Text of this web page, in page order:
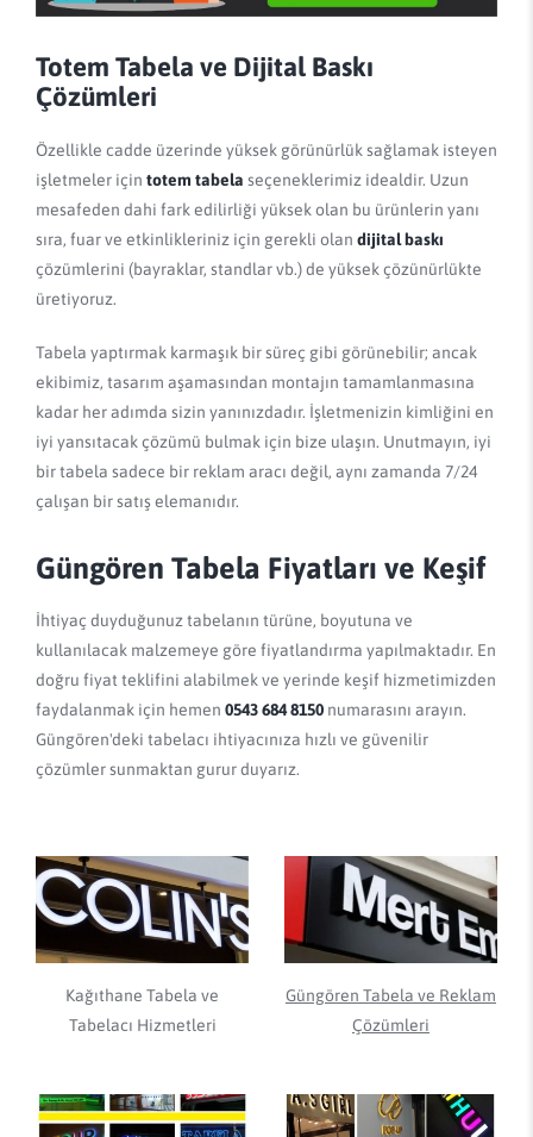
Totem Tabela ve Dijital Baskı
Çözümleri
Özellikle cadde üzerinde yüksek görünürlük sağlamak isteyen
işletmeler için totem tabela seçeneklerimiz idealdir. Uzun
mesafeden dahi fark edilirliği yüksek olan bu ürünlerin yanı
sıra, fuar ve etkinlikleriniz için gerekli olan dijital baskı
çözümlerini (bayraklar, standlar vb.) de yüksek çözünürlükte
üretiyoruz.
Tabela yaptırmak karmaşık bir süreç gibi görünebilir; ancak
ekibimiz, tasarım aşamasından montajın tamamlanmasına
kadar her adımda sizin yanınızdadır. İşletmenizin kimliğini en
iyi yansıtacak çözümü bulmak için bize ulaşın. Unutmayın, iyi
bir tabela sadece bir reklam aracı değil, aynı zamanda 7/24
çalışan bir satış elemanıdır.
Güngören Tabela Fiyatları ve Keşif
İhtiyaç duyduğunuz tabelanın türüne, boyutuna ve
kullanılacak malzemeye göre fiyatlandırma yapılmaktadır. En
doğru fiyat teklifini alabilmek ve yerinde keşif hizmetimizden
faydalanmak için hemen 0543 684 8150 numarasını arayın.
Güngören'deki tabelacı ihtiyacınıza hızlı ve güvenilir
çözümler sunmaktan gurur duyarız.
Kağıthane Tabela ve
Tabelacı Hizmetleri
Güngören Tabela ve Reklam
Çözümleri